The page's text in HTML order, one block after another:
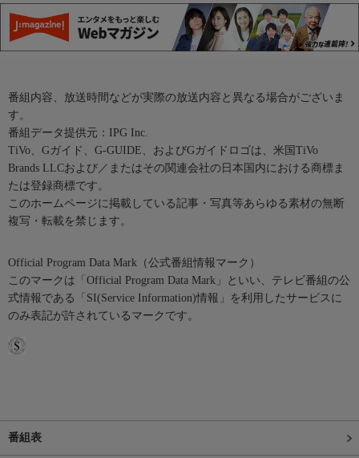
番組内容、放送時間などが実際の放送内容と異なる場合がございま
す。
番組データ提供元：IPG Inc.
TiVo、Gガイド、G-GUIDE、およびGガイドロゴは、米国TiVo
Brands LLCおよび／またはその関連会社の日本国内における商標ま
たは登録商標です。
このホームページに掲載している記事・写真等あらゆる素材の無断
複写・転載を禁じます。
Official Program Data Mark（公式番組情報マーク）
このマークは「Official Program Data Mark」といい、テレビ番組の公
式情報である「SI(Service Information)情報」を利用したサービスに
のみ表記が許されているマークです。
番組表